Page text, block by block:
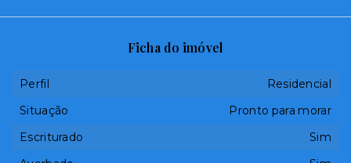
Ficha do imóvel
Perfil
Residencial
Situação
Pronto para morar
Escriturado
Sim